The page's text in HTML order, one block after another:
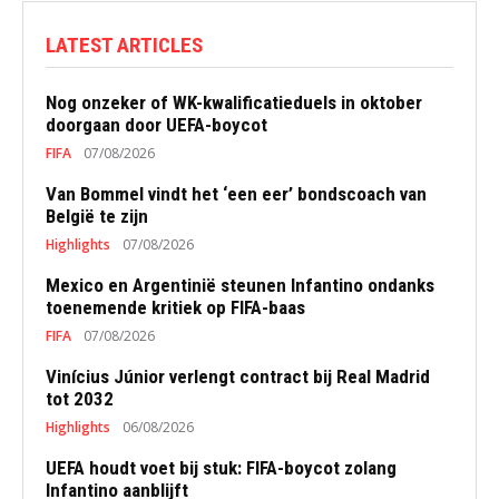
LATEST ARTICLES
Nog onzeker of WK-kwalificatieduels in oktober
doorgaan door UEFA-boycot
FIFA 07/08/2026
Van Bommel vindt het ‘een eer’ bondscoach van
België te zijn
Highlights 07/08/2026
Mexico en Argentinië steunen Infantino ondanks
toenemende kritiek op FIFA-baas
FIFA 07/08/2026
Vinícius Júnior verlengt contract bij Real Madrid
tot 2032
Highlights 06/08/2026
UEFA houdt voet bij stuk: FIFA-boycot zolang
Infantino aanblijft